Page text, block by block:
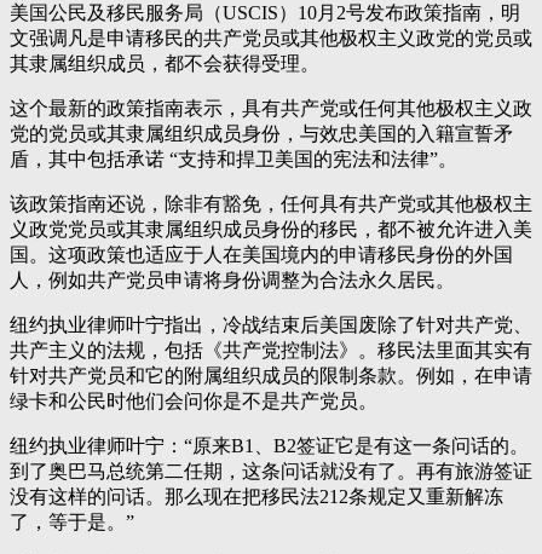
美国公民及移民服务局（USCIS）10月2号发布政策指南，明
文强调凡是申请移民的共产党员或其他极权主义政党的党员或
其隶属组织成员，都不会获得受理。
这个最新的政策指南表示，具有共产党或任何其他极权主义政
党的党员或其隶属组织成员身份，与效忠美国的入籍宣誓矛
盾，其中包括承诺 “支持和捍卫美国的宪法和法律”。
该政策指南还说，除非有豁免，任何具有共产党或其他极权主
义政党党员或其隶属组织成员身份的移民，都不被允许进入美
国。这项政策也适应于人在美国境内的申请移民身份的外国
人，例如共产党员申请将身份调整为合法永久居民。
纽约执业律师叶宁指出，冷战结束后美国废除了针对共产党、
共产主义的法规，包括《共产党控制法》。移民法里面其实有
针对共产党员和它的附属组织成员的限制条款。例如，在申请
绿卡和公民时他们会问你是不是共产党员。
纽约执业律师叶宁：“原来B1、B2签证它是有这一条问话的。
到了奥巴马总统第二任期，这条问话就没有了。再有旅游签证
没有这样的问话。那么现在把移民法212条规定又重新解冻
了，等于是。”